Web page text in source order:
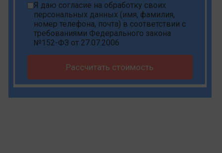
Я даю согласие на обработку своих
персональных данных (имя, фамилия,
номер телефона, почта) в соответствии с
требованиями Федерального закона
№152-ФЗ от 27.07.2006
Рассчитать стоимость